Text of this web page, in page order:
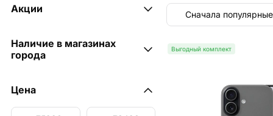
Акции
Наличие в магазинах
города
Цена
Сначала популярные
Выгодный комплект